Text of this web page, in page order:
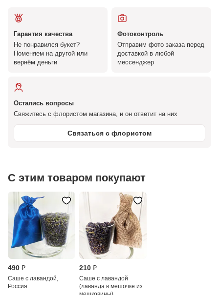
Гарантия качества
Не понравился букет?
Поменяем на другой или
вернём деньги
Фотоконтроль
Отправим фото заказа перед
доставкой в любой
мессенджер
Остались вопросы
Свяжитесь с флористом магазина, и он ответит на них
Связаться с флористом
С этим товаром покупают
490 ₽
Саше с лавандой,
Россия
210 ₽
Саше с лавандой
(лаванда в мешочке из